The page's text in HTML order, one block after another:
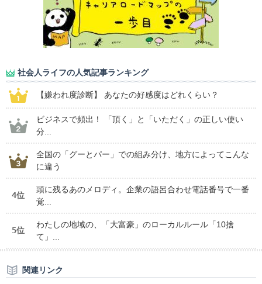
社会人ライフの人気記事ランキング
【嫌われ度診断】 あなたの好感度はどれくらい？
ビジネスで頻出！ 「頂く」と「いただく」の正しい使い
分...
全国の「グーとパー」での組み分け、地方によってこんな
に違う
4位
頭に残るあのメロディ。企業の語呂合わせ電話番号で一番
覚...
5位
わたしの地域の、「大富豪」のローカルルール「10捨
て」...
関連リンク